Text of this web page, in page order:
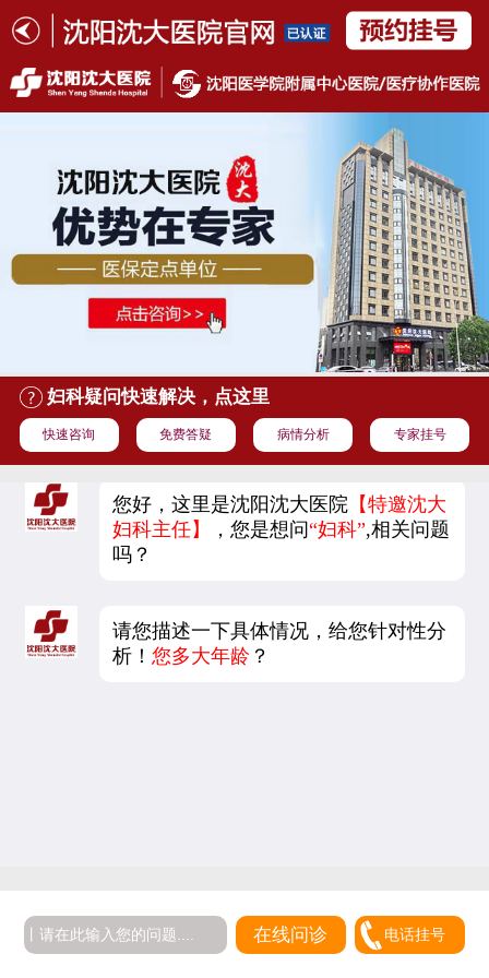
妇科疑问快速解决，点这里
快速咨询 免费答疑 病情分析 专家挂号
您好，这里是沈阳沈大医院 【特邀沈大
妇科主任】
，您是想问“妇科”,相关问题
吗？
请您描述一下具体情况，给您针对性分
析！您多大年龄 ？
在线问诊 电话挂号
5